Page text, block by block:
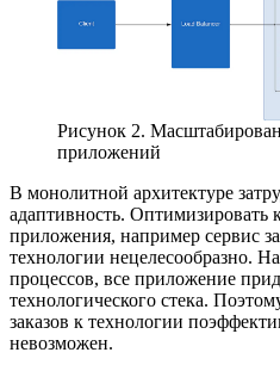
Рисунок 2.
приложений
В монолитной архитектуре
адаптивность. Оптимизировать
приложения, например сервис
технологии нецелесообразно.
процессов, все приложение
технологического стека.
заказов к технологии
невозможен.